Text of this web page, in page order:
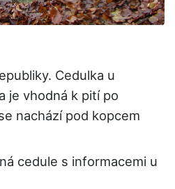
Cedulka u
je vhodná k pití po
nachází pod kopcem
cedule s informacemi u